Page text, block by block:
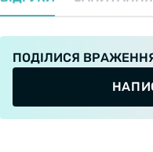
ПОДІЛИСЯ